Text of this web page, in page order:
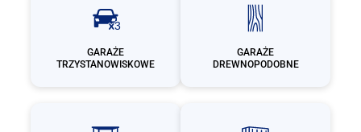
GARAŻE
TRZYSTANOWISKOWE
GARAŻE
DREWNOPODOBNE